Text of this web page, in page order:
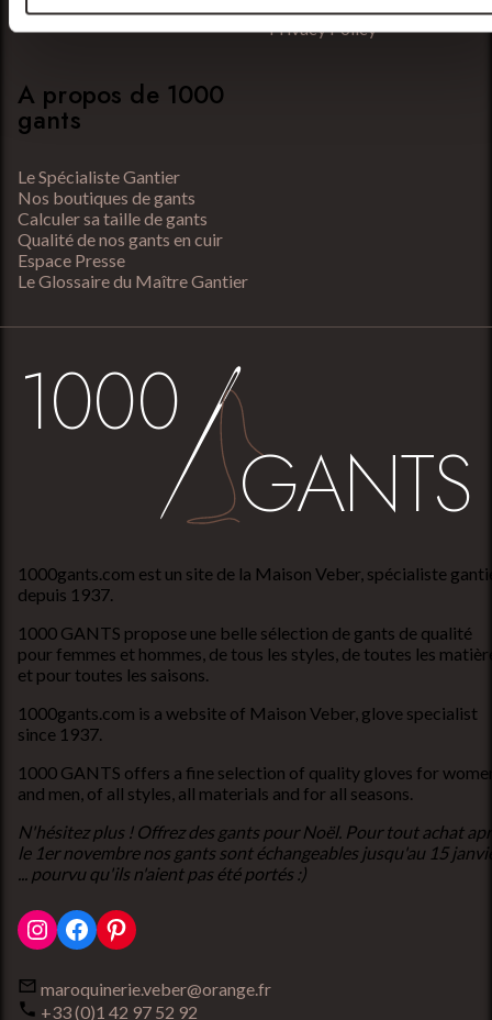
Terms and Conditions
Privacy Policy
A propos de 1000
gants
Le Spécialiste Gantier
Nos boutiques de gants
Calculer sa taille de gants
Qualité de nos gants en cuir
Espace Presse
Le Glossaire du Maître Gantier
1000gants.com est un site de la Maison Veber, spécialiste
depuis 1937.
1000 GANTS propose une belle sélection de gants de qualité
pour femmes et hommes, de tous les styles, de toutes les
et pour toutes les saisons.
1000gants.com is a website of Maison Veber, glove specialist
since 1937.
1000 GANTS offers a fine selection of quality gloves for
and men, of all styles, all materials and for all seasons.
N'hésitez plus ! Offrez des gants pour Noël. Pour tout achat
le 1er novembre nos gants sont échangeables jusqu'au 15
... pourvu qu'ils n'aient pas été portés :)
Instagram
Facebook
Pinterest
maroquinerie.veber@orange.fr
+33 (0)1 42 97 52 92